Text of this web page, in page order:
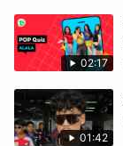
02:17
01:42